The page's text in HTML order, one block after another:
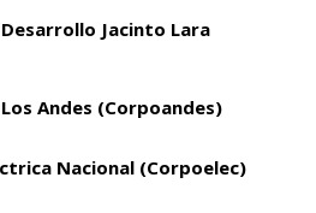
Jacinto Lara
Andes (Corpoandes)
Nacional (Corpoelec)